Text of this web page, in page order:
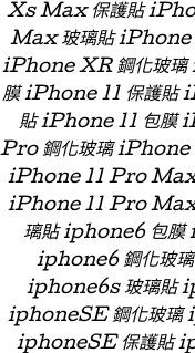
Xs Max 保護貼
Max 玻璃貼
iPhone XR 鋼化玻
膜 iPhone 11 保護貼
貼 iPhone 11 包膜
Pro 鋼化玻璃 iPhone
iPhone 11 Pro Max
iPhone 11 Pro Max
璃貼 iphone6 包膜
iphone6 鋼化玻
iphone6s 玻璃貼
iphoneSE 鋼化玻璃
iphoneSE 保護貼